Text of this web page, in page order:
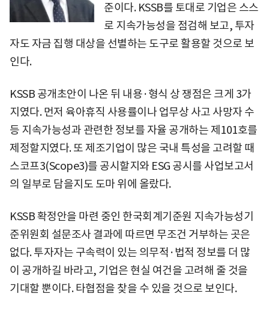
준이다. KSSB를 토대로 기업은 스스
로 지속가능성을 점검해 보고, 투자
자도 자금 집행 대상을 선별하는 도구로 활용할 것으로 보
인다.
KSSB 공개초안이 나온 뒤 내용·형식 상 쟁점은 크게 3가
지였다. 먼저 육아휴직 사용률이나 업무상 사고 사망자 수
등 지속가능성과 관련한 정보를 자율 공개하는 제101호를
제정할지였다. 또 제조기업이 많은 국내 특성을 고려할 때
스코프3(Scope3)를 공시할지와 ESG 공시를 사업보고서
의 일부로 담을지도 도마 위에 올랐다.
KSSB 확정안을 마련 중인 한국회계기준원 지속가능성기
준위원회 설문조사 결과에 따르면 무조건 거부하는 곳은
없다. 투자자는 구속력이 있는 의무적·법적 정보를 더 많
이 공개하길 바라고, 기업은 현실 여건을 고려해 줄 것을
기대할 뿐이다. 타협점을 찾을 수 있을 것으로 보인다.